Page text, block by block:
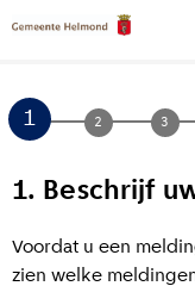
1. Beschrijf
Voordat u een
zien welke